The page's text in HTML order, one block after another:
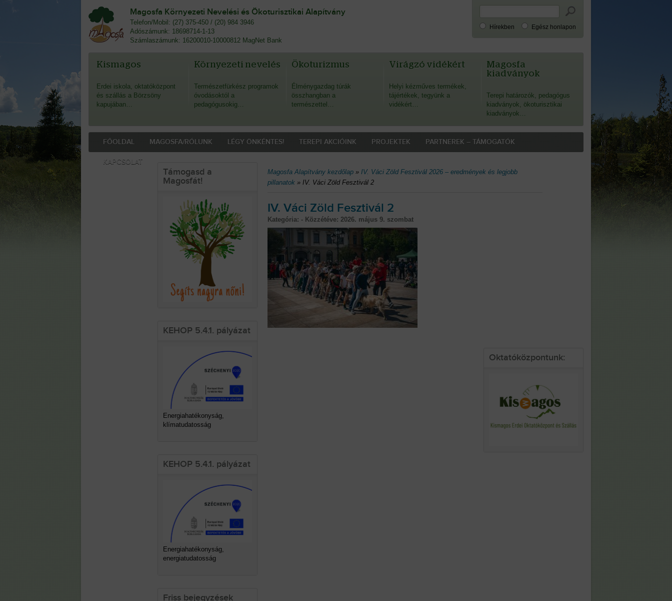
Magosfa Környezeti Nevelési és Ökoturisztikai Alapítvány
Telefon/Mobil: (27) 375-450 / (20) 984 3946
Adószámunk: 18698714-1-13
Számlaszámunk: 16200010-10000812 MagNet Bank
Hírekben Egész honlapon
Kismagos
Erdei iskola, oktatóközpont
és szállás a Börzsöny
kapujában…
Környezeti nevelés
Természetfürkész programok
óvodásoktól a
pedagógusokig…
Ökoturizmus
Élménygazdag túrák
összhangban a
természettel…
Virágzó vidékért
Helyi kézműves termékek,
tájértékek, tegyünk a
vidékért…
Magosfa
kiadványok
Terepi határozók, pedagógus
kiadványok, ökoturisztikai
kiadványok…
FŐOLDAL MAGOSFA/RÓLUNK LÉGY ÖNKÉNTES! TEREPI AKCIÓINK PROJEKTEK PARTNEREK – TÁMOGATÓK
KAPCSOLAT
Támogasd a
Magosfát!
KEHOP 5.4.1. pályázat
Energiahatékonyság,
klímatudatosság
KEHOP 5.4.1. pályázat
Energiahatékonyság,
energiatudatosság
Friss bejegyzések
Magosfa Alapítvány kezdőlap » IV. Váci Zöld Fesztivál 2026 – eredmények és legjobb
pillanatok » IV. Váci Zöld Fesztivál 2
IV. Váci Zöld Fesztivál 2
Kategória: - Közzétéve: 2026. május 9. szombat
Oktatóközpontunk: